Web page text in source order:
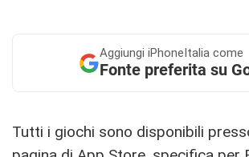
Aggiungi iPhoneItalia come
Fonte preferita su
Tutti i giochi sono disponibili